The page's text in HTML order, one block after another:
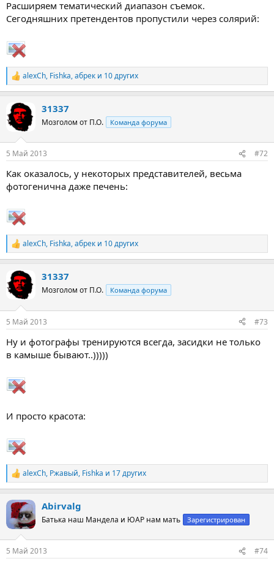
Расширяем тематический диапазон съемок.
Сегодняшних претендентов пропустили через солярий:
Р
е
к
ц
и
alexCh, Fishka,абрек и 10 других
31337
Мозголом от П.О. Команда форума
5 Май 2013 #72
Как оказалось, у некоторых представителей, весьма
фотогенична даже печень:
Р
е
к
ц
и
alexCh, Fishka,абрек и 10 других
31337
Мозголом от П.О. Команда форума
5 Май 2013 #73
Ну и фотографы тренируются всегда, засидки не только
в камыше бывают..)))))
И просто красота:
Р
е
к
ц
и
alexCh, Ржавый, Fishka и 17 других
Abirvalg
Батька наш Мандела и ЮАР нам мать Зарегистрирован
5 Май 2013 #74